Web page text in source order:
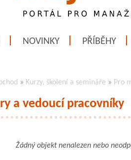
NOVINKY PŘÍBĚHY
» Kurzy, školení a semináře » Pro
a vedoucí pracovníky
Žádný objekt nenalezen nebo